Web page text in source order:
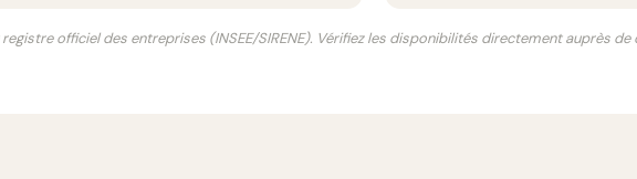
officiel des entreprises (INSEE/SIRENE). Vérifiez les disponibilités directement auprès